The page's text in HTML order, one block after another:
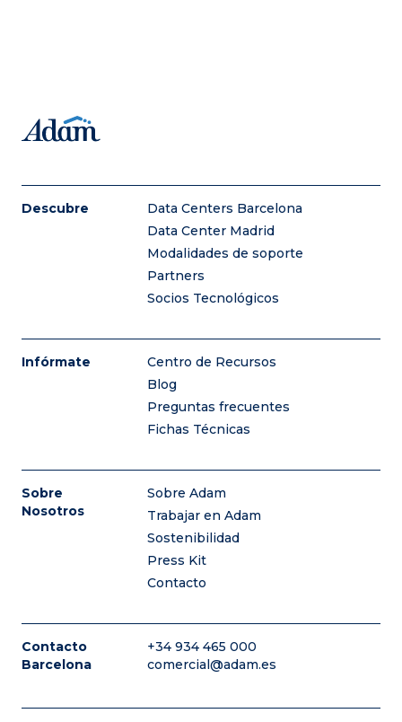
Descubre
Data Centers Barcelona
Data Center Madrid
Modalidades de soporte
Partners
Socios Tecnológicos
Infórmate
Centro de Recursos
Blog
Preguntas frecuentes
Fichas Técnicas
Sobre
Nosotros
Sobre Adam
Trabajar en Adam
Sostenibilidad
Press Kit
Contacto
Contacto
Barcelona
+34 934 465 000
comercial@adam.es